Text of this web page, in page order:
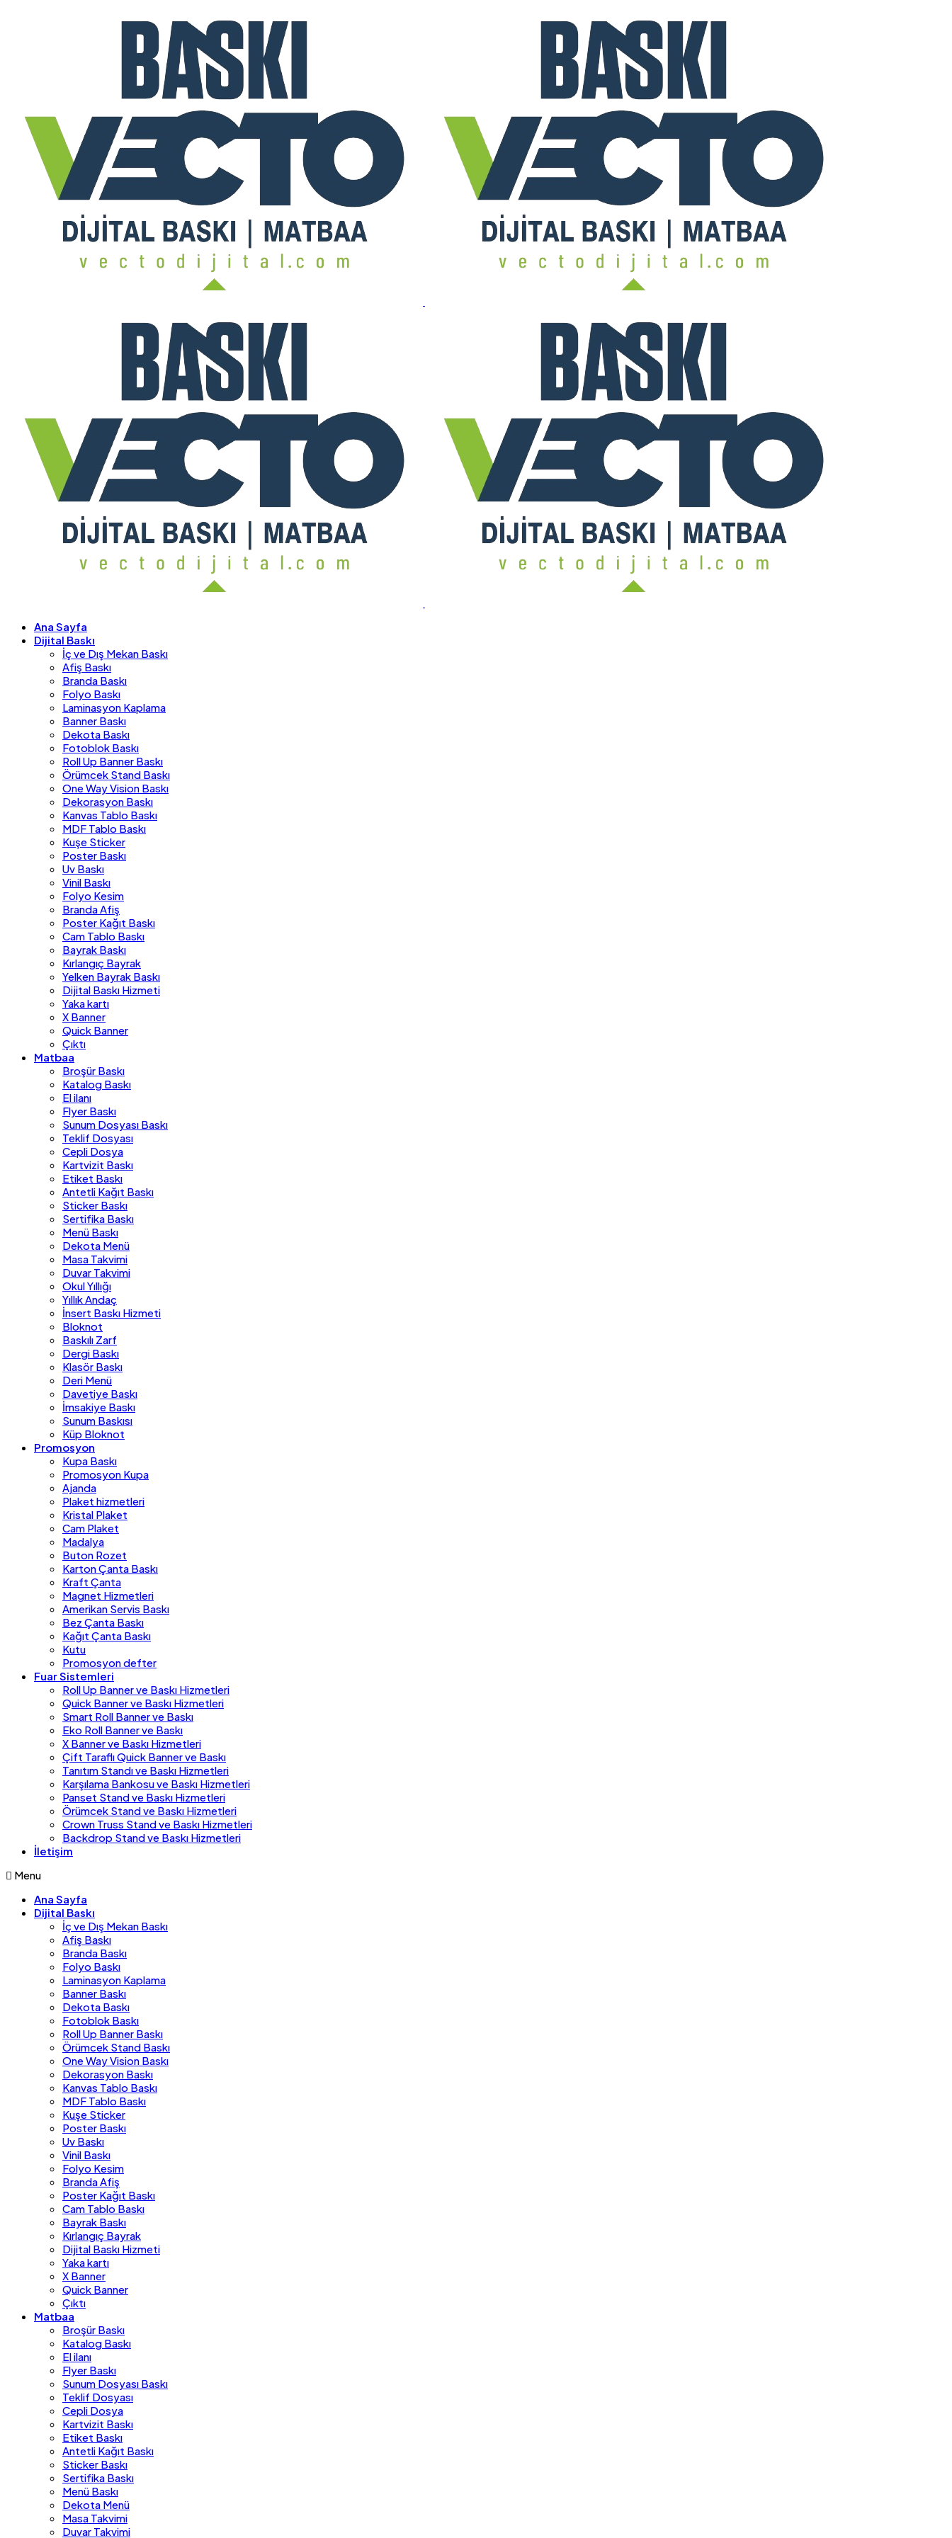
Ana Sayfa
Dijital Baskı
İç ve Dış Mekan Baskı
Afiş Baskı
Branda Baskı
Folyo Baskı
Laminasyon Kaplama
Banner Baskı
Dekota Baskı
Fotoblok Baskı
Roll Up Banner Baskı
Örümcek Stand Baskı
One Way Vision Baskı
Dekorasyon Baskı
Kanvas Tablo Baskı
MDF Tablo Baskı
Kuşe Sticker
Poster Baskı
Uv Baskı
Vinil Baskı
Folyo Kesim
Branda Afiş
Poster Kağıt Baskı
Cam Tablo Baskı
Bayrak Baskı
Kırlangıç Bayrak
Yelken Bayrak Baskı
Dijital Baskı Hizmeti
Yaka kartı
X Banner
Quick Banner
Çıktı
Matbaa
Broşür Baskı
Katalog Baskı
El ilanı
Flyer Baskı
Sunum Dosyası Baskı
Teklif Dosyası
Cepli Dosya
Kartvizit Baskı
Etiket Baskı
Antetli Kağıt Baskı
Sticker Baskı
Sertifika Baskı
Menü Baskı
Dekota Menü
Masa Takvimi
Duvar Takvimi
Okul Yıllığı
Yıllık Andaç
İnsert Baskı Hizmeti
Bloknot
Baskılı Zarf
Dergi Baskı
Klasör Baskı
Deri Menü
Davetiye Baskı
İmsakiye Baskı
Sunum Baskısı
Küp Bloknot
Promosyon
Kupa Baskı
Promosyon Kupa
Ajanda
Plaket hizmetleri
Kristal Plaket
Cam Plaket
Madalya
Buton Rozet
Karton Çanta Baskı
Kraft Çanta
Magnet Hizmetleri
Amerikan Servis Baskı
Bez Çanta Baskı
Kağıt Çanta Baskı
Kutu
Promosyon defter
Fuar Sistemleri
Roll Up Banner ve Baskı Hizmetleri
Quick Banner ve Baskı Hizmetleri
Smart Roll Banner ve Baskı
Eko Roll Banner ve Baskı
X Banner ve Baskı Hizmetleri
Çift Taraflı Quick Banner ve Baskı
Tanıtım Standı ve Baskı Hizmetleri
Karşılama Bankosu ve Baskı Hizmetleri
Panset Stand ve Baskı Hizmetleri
Örümcek Stand ve Baskı Hizmetleri
Crown Truss Stand ve Baskı Hizmetleri
Backdrop Stand ve Baskı Hizmetleri
İletişim
Menu
Ana Sayfa
Dijital Baskı
İç ve Dış Mekan Baskı
Afiş Baskı
Branda Baskı
Folyo Baskı
Laminasyon Kaplama
Banner Baskı
Dekota Baskı
Fotoblok Baskı
Roll Up Banner Baskı
Örümcek Stand Baskı
One Way Vision Baskı
Dekorasyon Baskı
Kanvas Tablo Baskı
MDF Tablo Baskı
Kuşe Sticker
Poster Baskı
Uv Baskı
Vinil Baskı
Folyo Kesim
Branda Afiş
Poster Kağıt Baskı
Cam Tablo Baskı
Bayrak Baskı
Kırlangıç Bayrak
Dijital Baskı Hizmeti
Yaka kartı
X Banner
Quick Banner
Çıktı
Matbaa
Broşür Baskı
Katalog Baskı
El ilanı
Flyer Baskı
Sunum Dosyası Baskı
Teklif Dosyası
Cepli Dosya
Kartvizit Baskı
Etiket Baskı
Antetli Kağıt Baskı
Sticker Baskı
Sertifika Baskı
Menü Baskı
Dekota Menü
Masa Takvimi
Duvar Takvimi